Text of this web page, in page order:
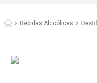
Bebidas Alcoólicas